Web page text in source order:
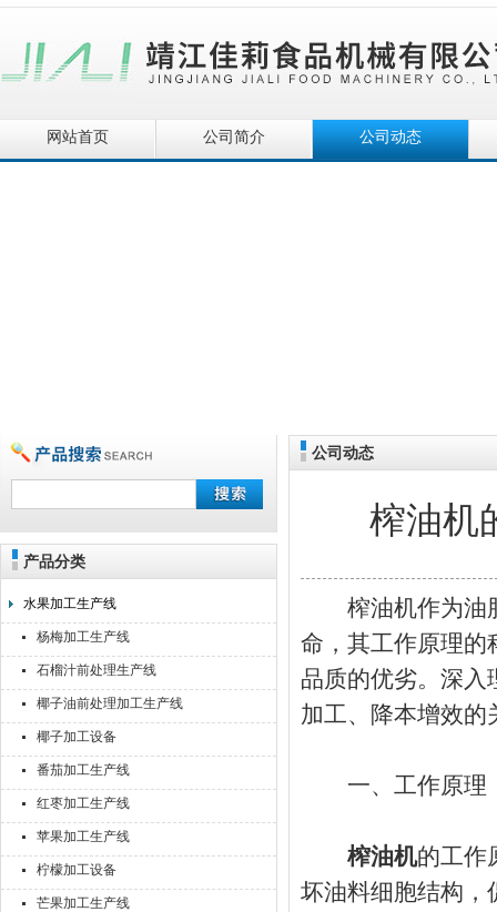
靖江佳莉食品机械有限公司
网站首页 公司简介 公司动态
产品分类
水果加工生产线
杨梅加工生产线
石榴汁前处理生产线
椰子油前处理加工生产线
椰子加工设备
番茄加工生产线
红枣加工生产线
苹果加工生产线
柠檬加工设备
芒果加工生产线
公司动态
榨油机
榨油机作为油脂
命，其工作原理的
品质的优劣。深入
加工、降本增效的
一、工作原理
榨油机的工作
坏油料细胞结构，